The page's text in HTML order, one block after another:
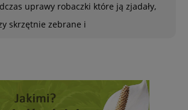
uprawy robaczki które ją zjadały,
skrzętnie zebrane i